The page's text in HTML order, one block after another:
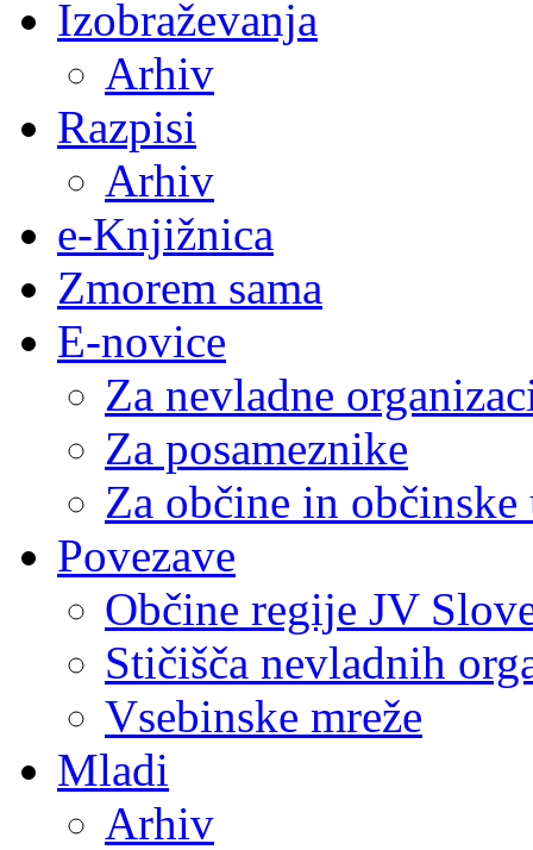
Izobraževanja
Arhiv
Razpisi
Arhiv
e-Knjižnica
Zmorem sama
E-novice
Za nevladne
Za posameznike
Za občine in občinske
Povezave
Občine regije JV
Stičišča nevladnih
Vsebinske mreže
Mladi
Arhiv